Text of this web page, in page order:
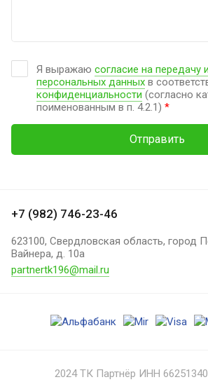
Я выражаю согласие на передачу
персональных данных в
конфиденциальности (согласно
поименованным в п. 4.2.1) *
Отправить
+7 (982) 746-23-46
623100, Свердловская область, город
Вайнера, д. 10а
partnertk196@mail.ru
2024 ТК Партнёр ИНН